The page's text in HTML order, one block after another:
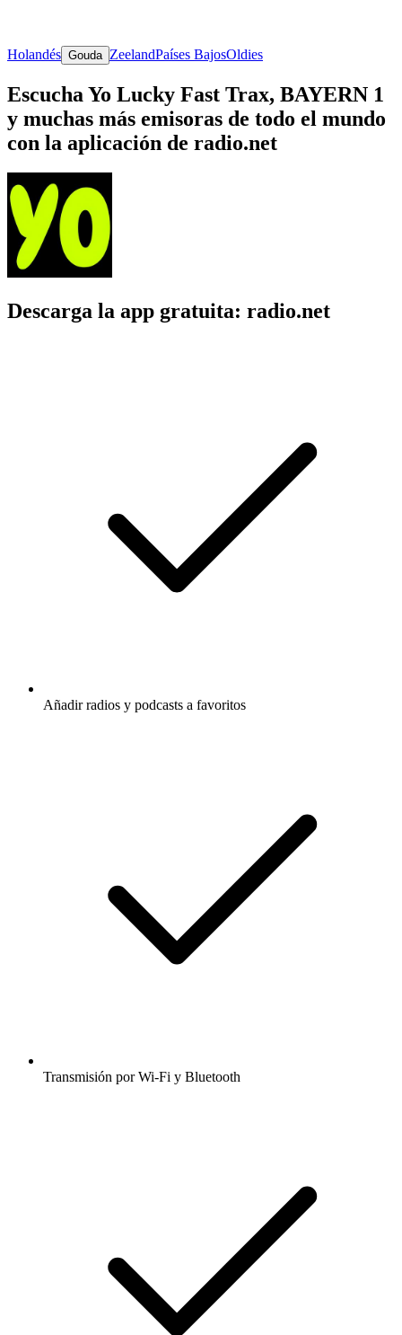
Holandés Gouda ZeelandPaíses BajosOldies
Escucha Yo Lucky Fast Trax, BAYERN 1
y muchas más emisoras de todo el mundo
con la aplicación de radio.net
Descarga la app gratuita: radio.net
Añadir radios y podcasts a favoritos
Transmisión por Wi-Fi y Bluetooth